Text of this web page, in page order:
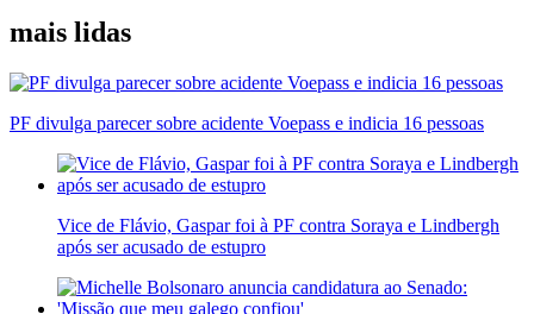
mais lidas
PF divulga parecer sobre acidente Voepass e indicia 16 pessoas
Vice de Flávio, Gaspar foi à PF contra Soraya e Lindbergh
após ser acusado de estupro